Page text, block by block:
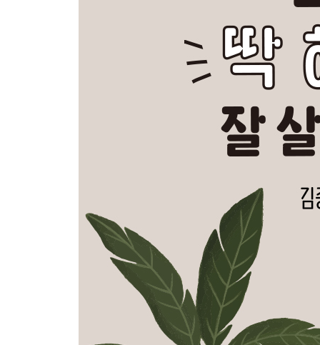
집 안에 핸드폰 금지 구역을 만들어 보자
크기를 다르게 상상해 보자
만화를 보면서 다음 페이지에 있는 내용을 미리 상
바보 멍청이가 되어 보자
잘 알고 있는 속담을 비틀어 보자
집 안에 나만의 비밀 공간을 만들어 보자
‘하기 싫지만 억지로 하고 있는 일의 리스트’를 만
라디오를 들어 보자
내가 좋아하는 상품의 광고 문구를 작성해 보자
연을 날려 보자
세상에 전혀 쓸모없어 보이는 발명품을 만들어 보자
마음에 드는 단어 하나를 선택하고, 그 단어가 들
텔레비전에다 자연의 모습을 담은 영상을 하루 종
질문하는 연습을 해 보자
노래 한 곡의 여러 가지 다른 버전을 들어 보자